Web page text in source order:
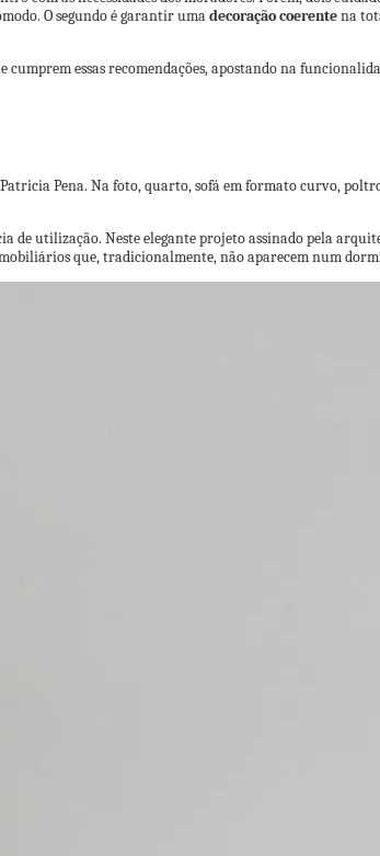
O segundo é garantir umadecoração coerentena
essas recomendações, apostando na
de utilização. Neste elegante projeto assinado pela
que, tradicionalmente, não aparecem num